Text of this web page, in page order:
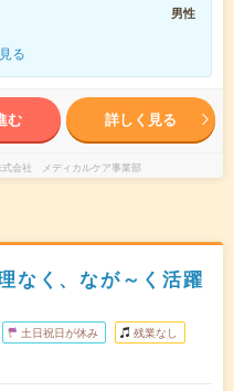
男性
る
む 詳しく見る
式会社 メディカルケア事業部
く、なが～く活躍
土日祝日が休み 残業なし